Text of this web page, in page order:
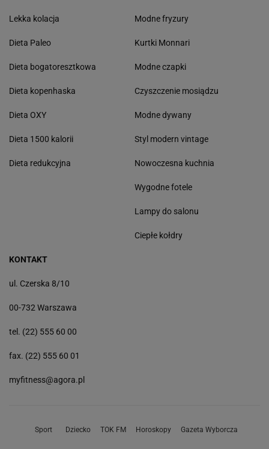
Lekka kolacja
Dieta Paleo
Dieta bogatoresztkowa
Dieta kopenhaska
Dieta OXY
Dieta 1500 kalorii
Dieta redukcyjna
Modne fryzury
Kurtki Monnari
Modne czapki
Czyszczenie mosiądzu
Modne dywany
Styl modern vintage
Nowoczesna kuchnia
Wygodne fotele
Lampy do salonu
Ciepłe kołdry
KONTAKT
ul. Czerska 8/10
00-732 Warszawa
tel. (22) 555 60 00
fax. (22) 555 60 01
myfitness@agora.pl
Sport Dziecko TOK FM Horoskopy Gazeta Wyborcza